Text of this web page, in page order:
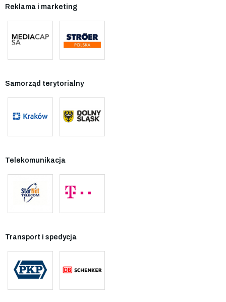
Reklama i marketing
Samorząd terytorialny
Telekomunikacja
Transport i spedycja